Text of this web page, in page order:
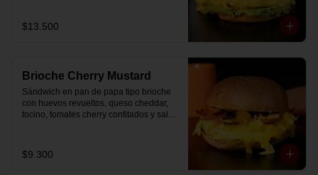
Se envía en bolsa delivery.
$13.500
Brioche Cherry Mustard
Sándwich en pan de papa tipo brioche
con huevos revueltos, queso cheddar,
tocino, tomates cherry confitados y salsa
$9.300